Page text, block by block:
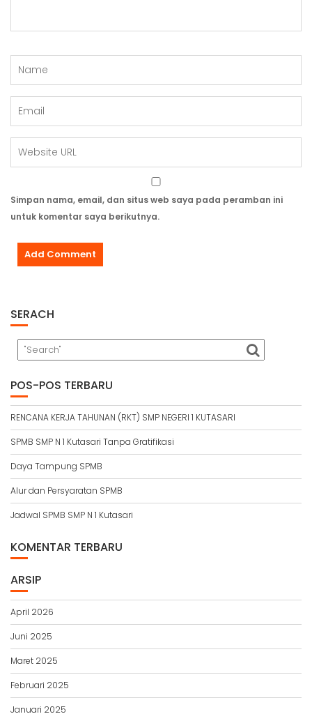
Simpan nama, email, dan situs web saya pada peramban ini
untuk komentar saya berikutnya.
SERACH
POS-POS TERBARU
RENCANA KERJA TAHUNAN (RKT) SMP NEGERI 1 KUTASARI
SPMB SMP N 1 Kutasari Tanpa Gratifikasi
Daya Tampung SPMB
Alur dan Persyaratan SPMB
Jadwal SPMB SMP N 1 Kutasari
KOMENTAR TERBARU
ARSIP
April 2026
Juni 2025
Maret 2025
Februari 2025
Januari 2025